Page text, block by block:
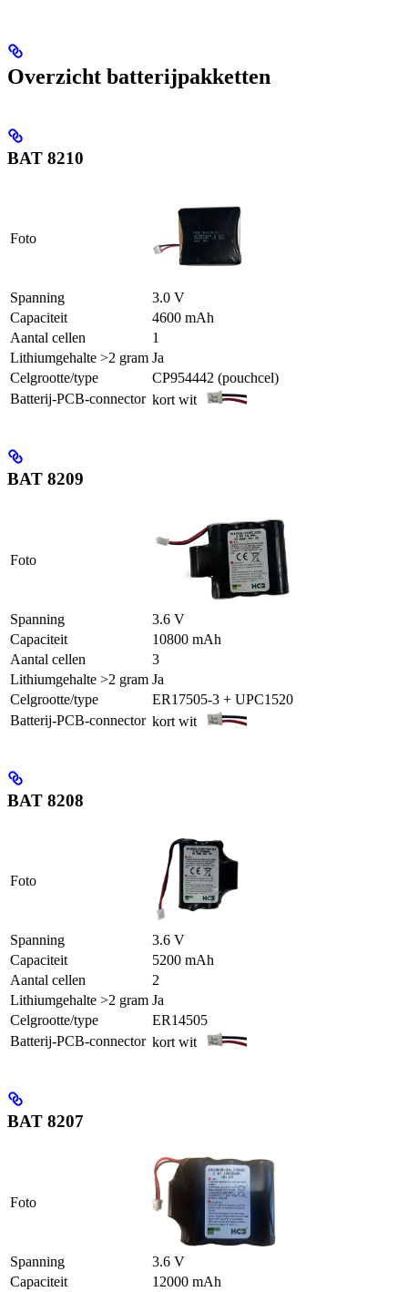
Overzicht batterijpakketten
BAT 8210
Foto
Spanning
3.0 V
Capaciteit
4600 mAh
Aantal cellen
1
Lithiumgehalte >2 gram Ja
Celgrootte/type
CP954442 (pouchcel)
Batterij-PCB-connector kort wit
BAT 8209
Foto
Spanning
3.6 V
Capaciteit
10800 mAh
Aantal cellen
3
Lithiumgehalte >2 gram Ja
Celgrootte/type
ER17505-3 + UPC1520
Batterij-PCB-connector kort wit
BAT 8208
Foto
Spanning
3.6 V
Capaciteit
5200 mAh
Aantal cellen
2
Lithiumgehalte >2 gram Ja
Celgrootte/type
ER14505
Batterij-PCB-connector kort wit
BAT 8207
Foto
Spanning
3.6 V
Capaciteit
12000 mAh